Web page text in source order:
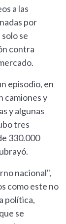
a las
por
se
contra
episodio, en
camiones y
y algunas
tres
330.000
nacional",
como este no
política,
se